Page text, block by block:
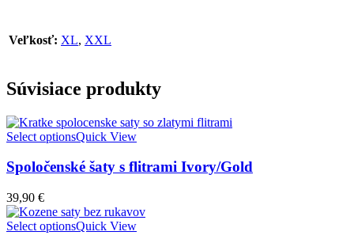
Veľkosť: XL, XXL
Súvisiace produkty
Select optionsQuick View
Spoločenské šaty s flitrami Ivory/Gold
39,90 €
Select optionsQuick View